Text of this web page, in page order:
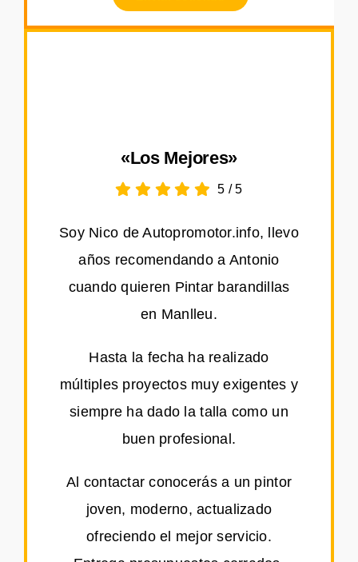
«Los Mejores»
5 /5
Soy Nico de Autopromotor.info, llevo
años recomendando a Antonio
cuando quieren Pintar barandillas
en Manlleu.
Hasta la fecha ha realizado
múltiples proyectos muy exigentes y
siempre ha dado la talla como un
buen profesional.
Al contactar conocerás a un pintor
joven, moderno, actualizado
ofreciendo el mejor servicio.